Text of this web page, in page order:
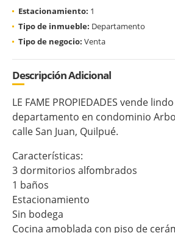
Estacionamiento: 1
Tipo de inmueble: Departamento
Tipo de negocio: Venta
Descripción Adicional
LE FAME PROPIEDADES vende
departamento en condominio
calle San Juan, Quilpué.
Características:
3 dormitorios alfombrados
1 baños
Estacionamiento
Sin bodega
Cocina amoblada con piso de